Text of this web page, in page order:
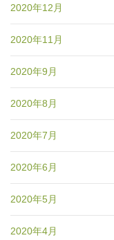
2020年12月
2020年11月
2020年9月
2020年8月
2020年7月
2020年6月
2020年5月
2020年4月